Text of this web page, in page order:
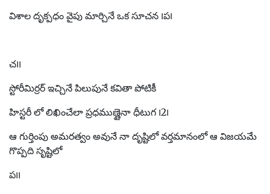
విశాల దృక్పధం వైపు మార్చినే ఒక సూచన ౹ప౹
చ౹౹
స్టోరీమిర్రర్ ఇచ్చినే పిలుపునే కవితా పోటికీ
హిస్టరీ లో లిఖించేలా ప్రధముణ్ణైనా ధీటుగ ౹2౹
ఆ గుర్తింపు అమరత్వం అవునే నా దృష్టిలో వర్తమానంలో ఆ విజయమే
గొప్పది సృష్టిలో
ప౹౹